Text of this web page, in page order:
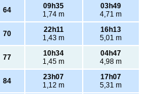
64
09h35
1,74 m
03h49
4,71 m
70
22h11
1,43 m
16h13
5,01 m
77
10h34
1,45 m
04h47
4,98 m
84
23h07
1,12 m
17h07
5,31 m